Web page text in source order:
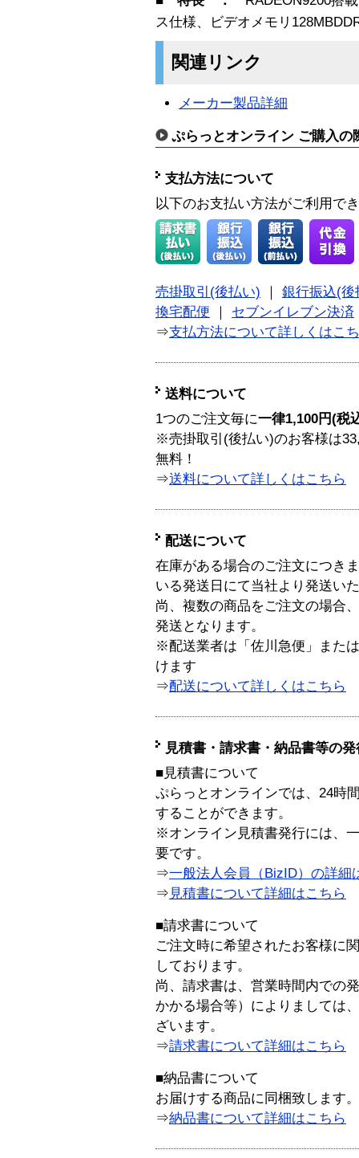
ス仕様、ビデオメモリ
関連リンク
メーカー製品詳細
ぷらっとオンライン ご購入の
支払方法について
以下のお支払い方法がご利用で
売掛取引(後払い)
銀行振込(後
換宅配便
セブンイレブン決済
⇒支払方法について詳しくはこ
送料について
1つのご注文毎に一律1,100円(税
※売掛取引(後払い)のお客様は
無料！
⇒送料について詳しくはこちら
配送について
在庫がある場合のご注文につき
いる発送日にて当社より発送い
尚、複数の商品をご注文の場合
発送となります。
※配送業者は「佐川急便」また
けます
⇒配送について詳しくはこちら
見積書・請求書・納品書等の
■見積書について
ぷらっとオンラインでは、24時
することができます。
※オンライン見積書発行には、
要です。
⇒一般法人会員（BizID）の詳細
⇒ 見積書について詳細はこちら
■請求書について
ご注文時に希望されたお客様に
しております。
尚、請求書は、営業時間内での
かかる場合等）によりましては
ざいます。
⇒請求書について詳細はこちら
■納品書について
お届けする商品に同梱致します。
⇒納品書について詳細はこちら